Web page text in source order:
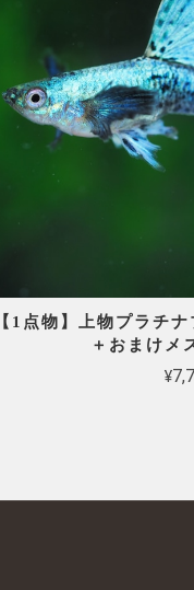
【1点物】上物プラチ
＋おまけメ